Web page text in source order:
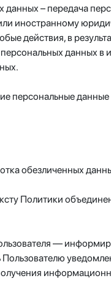
данных – передача
иностранному
действия, в
данных
персональные данные
обезличенных
Политики
—